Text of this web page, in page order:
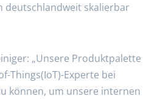
deutschlandweit skalierbar
„Unsere Produktpalette
Things(IoT)-Experte bei
können, um unsere internen